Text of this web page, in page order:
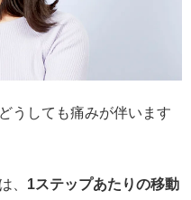
うしても痛みが伴います
、 1ステップあたりの移動